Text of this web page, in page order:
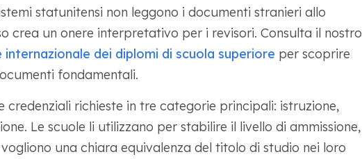
statunitensi non leggono i documenti stranieri allo
crea un onere interpretativo per i revisori. Consulta il nostro
internazionale dei diplomi di scuola superiore per scoprire
fondamentali.
credenziali richieste in tre categorie principali: istruzione,
Le scuole li utilizzano per stabilire il livello di ammissione,
una chiara equivalenza del titolo di studio nei loro